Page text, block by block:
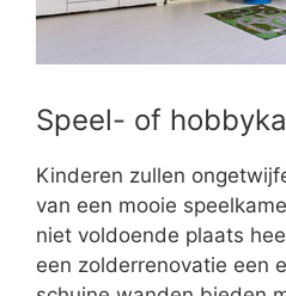
Speel- of
Kinderen zullen
van een mooie
niet voldoende plaats
een zolderrenovatie een